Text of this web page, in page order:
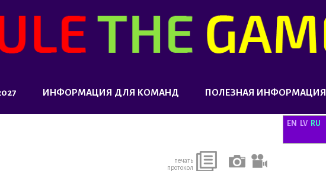
ИНФОРМАЦИЯ ДЛЯ КОМАНД ПОЛЕЗНАЯ ИНФОРМАЦИЯ
EN LV RU
печать
протокол